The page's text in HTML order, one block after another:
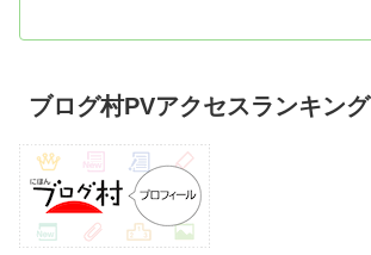
ブログ村PVアクセスランキング